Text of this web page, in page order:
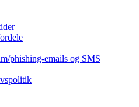
phishing-emails og SMS